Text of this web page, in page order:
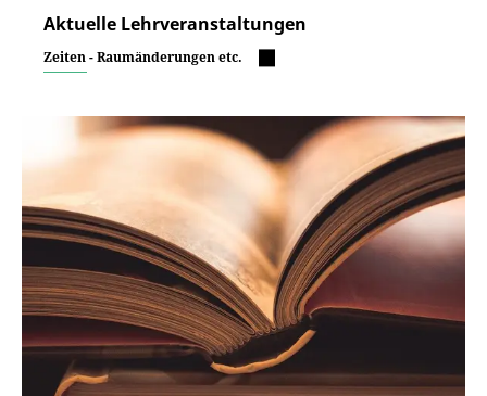
Aktuelle Lehrveranstaltungen
Zeiten - Raumänderungen etc.